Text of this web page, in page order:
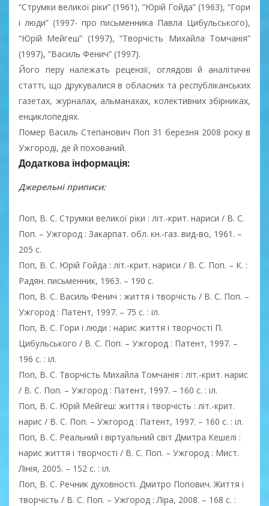
“Струмки великої ріки” (1961), “Юрій Гойда” (1963), “Гори
і люди” (1997- про письменника Павла Цибульського),
“Юрій Мейгеш” (1997), “Творчість Михайла Томчанія”
(1997), “Василь Фенич” (1997).
Його перу належать рецензії, оглядові й аналітичні
статті, що друкувалися в обласних та республіканських
газетах, журналах, альманахах, колективних збірниках,
енциклопедіях.
Помер Василь Степанович Поп 31 березня 2008 року в
Ужгороді, де й похований.
Додаткова інформація:
Джерельні приписи:
Поп, В. С. Струмки великої ріки : літ.-крит. нариси / В. С.
Поп. – Ужгород : Закарпат. обл. кн.-газ. вид-во, 1961. –
205 с.
Поп, В. С. Юрій Гойда : літ.-крит. нариси / В. С. Поп. – К. :
Радян. письменник, 1963. – 190 с.
Поп, В. С. Василь Фенич : життя і творчість / В. С. Поп. –
Ужгород : Патент, 1997. – 75 с. : іл.
Поп, В. С. Гори і люди : нарис життя і творчості П.
Цибульського / В. С. Поп. – Ужгород : Патент, 1997. –
196 с. : іл.
Поп, В. С. Творчість Михайла Томчанія : літ.-крит. нарис
/ В. С. Поп. – Ужгород : Патент, 1997. – 160 с. : іл.
Поп, В. С. Юрій Мейгеш: життя і творчість : літ.-крит.
нарис / В. С. Поп. – Ужгород : Патент, 1997. – 160 с. : іл.
Поп, В. С. Реальний і віртуальний світ Дмитра Кешелі :
нарис життя і творчості / В. С. Поп. – Ужгород : Мист.
Лінія, 2005. – 152 с. : іл.
Поп, В. С. Речник духовності. Дмитро Попович. Життя і
творчість / В. С. Поп. – Ужгород : Ліра, 2008. – 168 с. :